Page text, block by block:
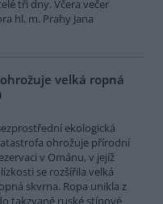
tři dny. Včera večer
hl. m. Prahy Jana
velká ropná
ekologická
ohrožuje přírodní
v Ománu, v jejíž
se rozšířila velká
skvrna. Ropa unikla z
takzvané ruské stínové